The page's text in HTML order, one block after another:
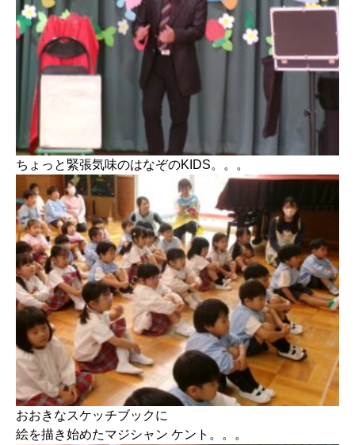
ちょっと緊張気味のはなぞのKIDS。。。
おおきなスケッチブックに
絵を描き始めたマジシャン ケント。。。